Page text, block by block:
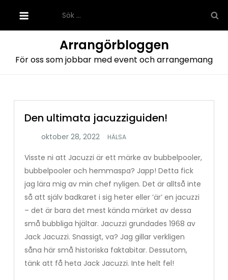
innehåll
efter:
Arrangörbloggen
För oss som jobbar med event och arrangemang
Den ultimata jacuzziguiden!
HÄLSA
Visste ni att Jacuzzi är ett märke av bubbelpooler,
bubbelpooler och hemmaspa? Japp! Detta fick
jag lära mig av min chef nyligen. Det är alltså inte
så att själv badkaret i sig heter eller ’är’ en jacuzzi
– det är bara det mest kända märket av dessa
små bubbliga hjältar. Jacuzzi grundades 1968 av
Jack Jacuzzi. Snassigt, va? Jag gillar verkligen
såna här små historiska faktabitar. Dessutom,
tänk att få heta Jack Jacuzzi. Inte helt fel!